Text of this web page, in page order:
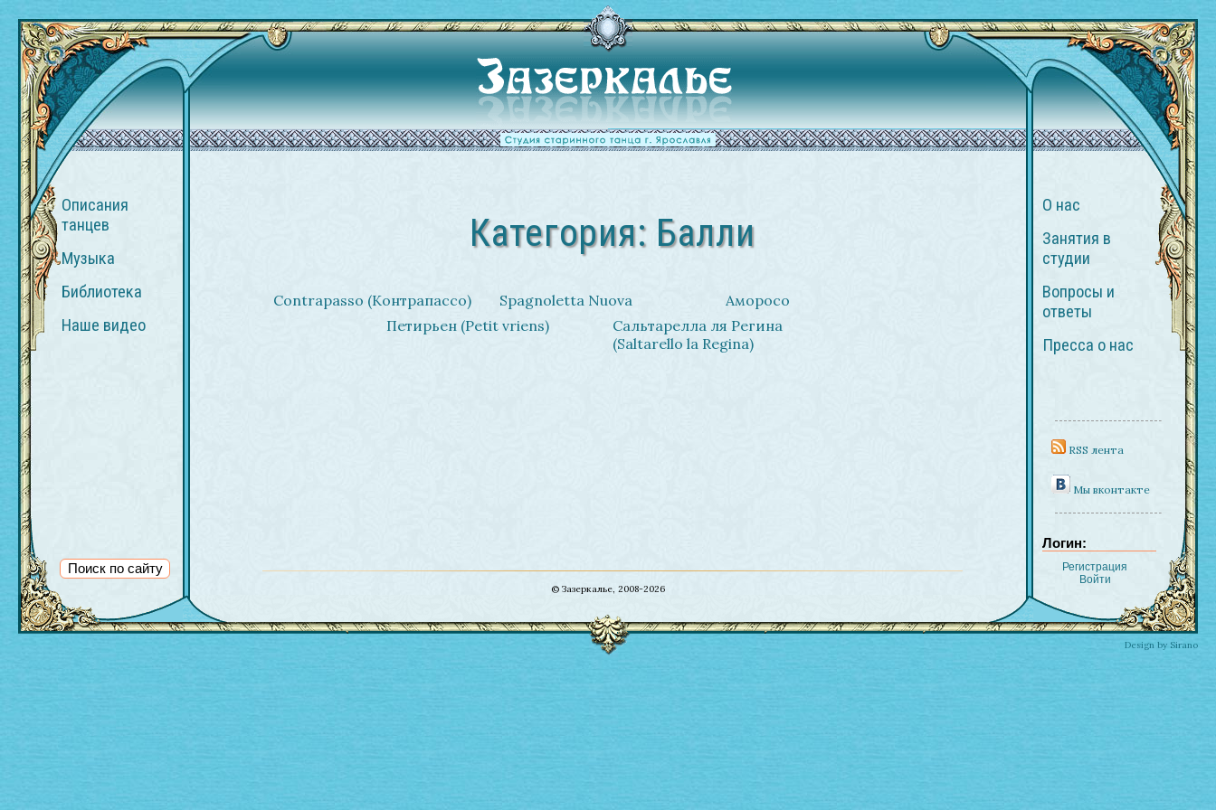
Описания
танцев
Музыка
Библиотека
Наше видео
Категория: Балли
Contrapasso (Контрапассо) Spagnoletta Nuova
Аморосо
Петирьен (Petit vriens)
Сальтарелла ля Регина
(Saltarello la Regina)
О нас
Занятия в
студии
Вопросы и
ответы
Пресса о нас
RSS лента
Мы вконтакте
© Зазеркалье, 2008-2026
Логин:
Регистрация
Войти
Design by Sirano